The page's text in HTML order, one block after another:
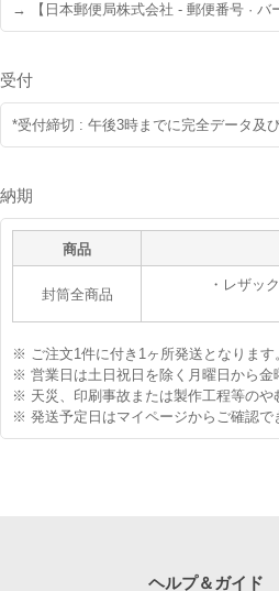
→ 【日本郵便局株式会社 - 郵便番号 · バ
受付
*受付締切 : 午後3時までに完全データ及
納期
商品
封筒全商品
・レザッ
※ ご注文1件に付き1ヶ所発送となります
※ 営業日は土日祝日を除く月曜日から金
※ 天災、印刷事故または製作工程等のや
※ 発送予定日はマイページからご確認で
ヘルプ＆ガイド